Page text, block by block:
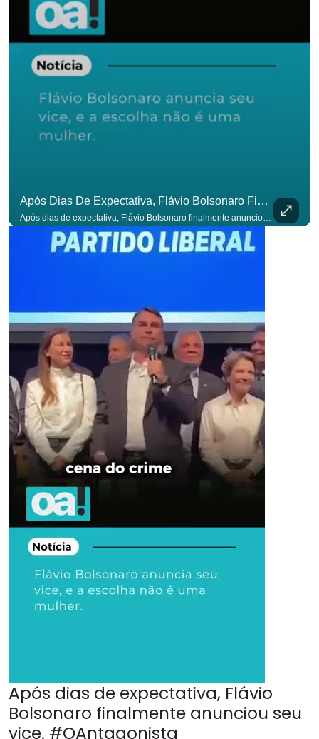
Após Dias De Expectativa, Flávio Bolsonaro Finalmente Anunciou Seu Vice. #OAntagonista
Após dias de expectativa, Flávio Bolsonaro finalmente anunciou seu vice. #OAntagonista Se você busca informação com credibilidade, inscreva-se agora e ative o
Após dias de expectativa, Flávio
Bolsonaro finalmente anunciou seu
vice. #OAntagonista